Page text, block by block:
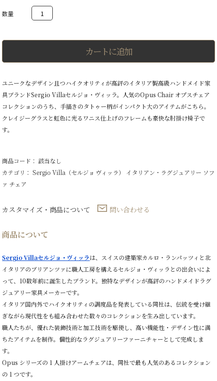
Opus
Tattoo
オ
ス・
ゥ
１
人
掛
け
ー
ハ
ン
ト
入
レ
ザ
ー
ク
レ
イ
ジ
グ
ラ
仕
げ
カートに追加
ユニークなデザイン且つハイクオリティが高評のイタリア製高級ハンドメイド家
具ブランドSergio Villaセルジョ・ヴィッラ。人気のOpus Chair オプスチェア
コレクションのうち、手描きのタトゥー柄がインパクト大のアイテムがこちら。
クレイジーグラスと虹色に光るワニス仕上げのフレームも豪快な肘掛け椅子で
す。
商品コード： 該当なし
カテゴリ：Sergio Villa（セルジョ ヴィッラ） イタリアン・ラグジュアリー ソフ
ァ チェア
カスタマイズ・商品について 問い合わせる
商品について
Sergio Villaセルジョ・ヴィッラは、スイスの建築家カルロ・ランパッツィと北
イタリアのブリアンツァに職人工房を構えるセルジョ・ヴィッラとの出会いによ
って、10数年前に誕生したブランド。独特なデザインが高評のハンドメイドラグ
ジュアリー家具メーカーです。
イタリア国内外でハイクオリティの調度品を発表している同社は、伝統を受け継
ぎながら現代性をも組み合わせた数々のコレクションを生み出しています。
職人たちが、優れた装飾技術と加工技術を駆使し、高い機能性・デザイン性に満
ちたアイテムを制作。個性的なラグジュアリーファーニチャーとして完成しま
す。
Opus シリーズの 1 人掛けアームチェアは、同社で最も人気のあるコレクション
の 1 つです。